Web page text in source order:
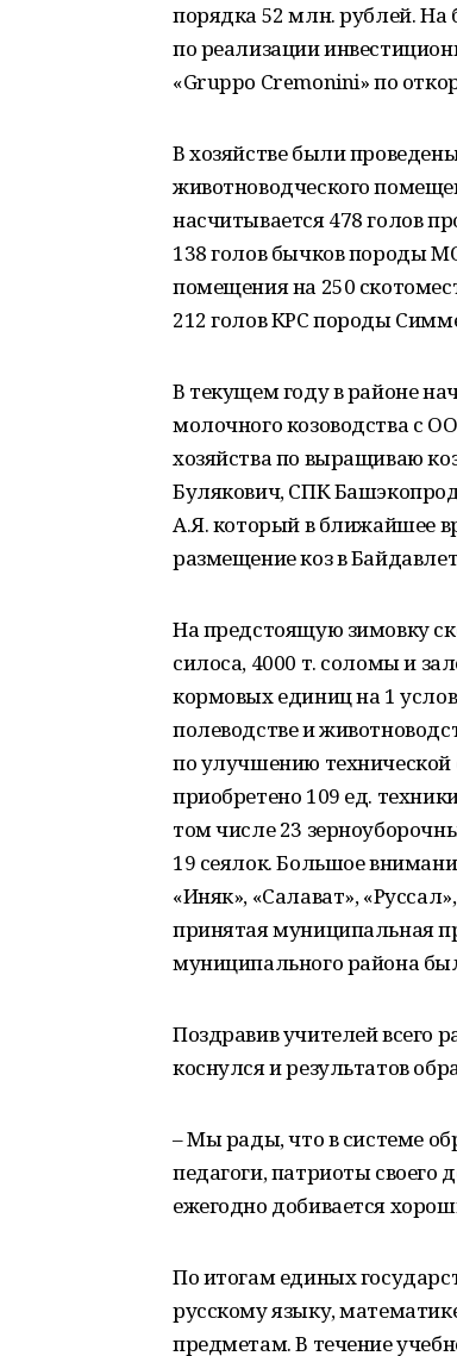
порядка 52 млн. рублей. На
по реализации
«Gruppo Cremonini» по
В хозяйстве были
животноводческого
насчитывается 478 голов
138 голов бычков породы
помещения на 250
212 голов КРС породы
В текущем году в районе
молочного козоводства с
хозяйства по выращиваю
Булякович, СПК
А.Я. который в ближайшее
размещение коз в
На предстоящую зимовку
силоса, 4000 т. соломы и
кормовых единиц на 1
полеводстве и
по улучшению технической
приобретено 109 ед.
том числе 23
19 сеялок. Большое
«Иняк», «Салават»,
принятая муниципальная
муниципального района
Поздравив учителей всего
коснулся и результатов
– Мы рады, что в системе
педагоги, патриоты своего
ежегодно добивается
По итогам единых
русскому языку,
предметам. В течение